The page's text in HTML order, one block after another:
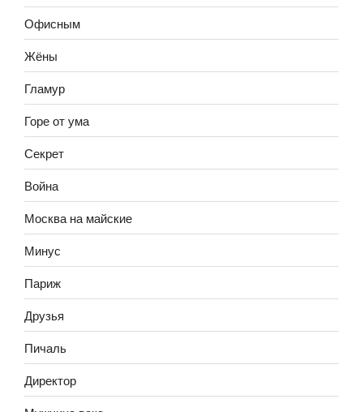
Офисным
Жёны
Гламур
Горе от ума
Секрет
Война
Москва на майские
Минус
Париж
Друзья
Пичаль
Директор